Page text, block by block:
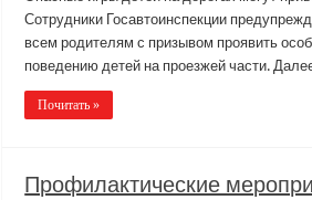
Сотрудники Госавтоинспекции
всем родителям с призывом проявить
поведению детей на проезжей части.
Почитать »
Профилактические